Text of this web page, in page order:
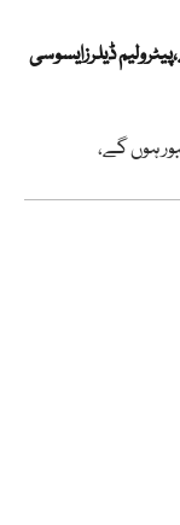
ڈیلرزایسوسی
ہوں گے،